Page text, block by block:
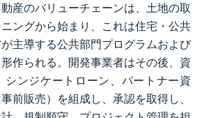
産のバリューチェーンは、土地の取
ングから始まり、これは住宅・公共
主導する公共部門プログラムおよび
作られる。開発事業者はその後、資
シンジケートローン、パートナー資
前販売）を組成し、承認を取得し、